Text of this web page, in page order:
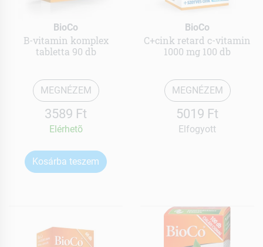
BioCo
B-vitamin komplex
tabletta 90 db
MEGNÉZEM
3589 Ft
Elérhetõ
Kosárba teszem
BioCo
C+cink retard c-vitamin
1000 mg 100 db
MEGNÉZEM
5019 Ft
Elfogyott